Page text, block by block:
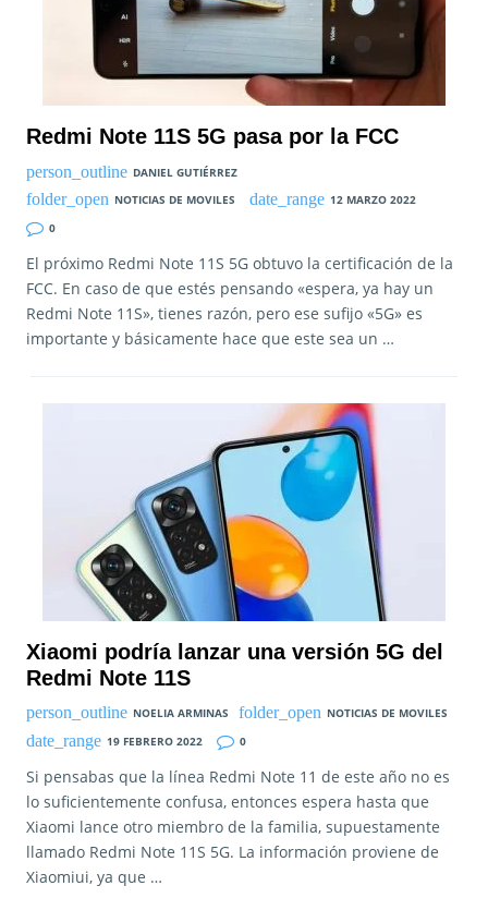
Redmi Note 11S 5G pasa por la FCC
DANIEL GUTIÉRREZ
NOTICIAS DE MOVILES
12 MARZO 2022
0
El próximo Redmi Note 11S 5G obtuvo la certificación de la
FCC. En caso de que estés pensando «espera, ya hay un
Redmi Note 11S», tienes razón, pero ese sufijo «5G» es
importante y básicamente hace que este sea un …
Xiaomi podría lanzar una versión 5G del
Redmi Note 11S
NOELIA ARMINAS
NOTICIAS DE MOVILES
19 FEBRERO 2022
0
Si pensabas que la línea Redmi Note 11 de este año no es
lo suficientemente confusa, entonces espera hasta que
Xiaomi lance otro miembro de la familia, supuestamente
llamado Redmi Note 11S 5G. La información proviene de
Xiaomiui, ya que …